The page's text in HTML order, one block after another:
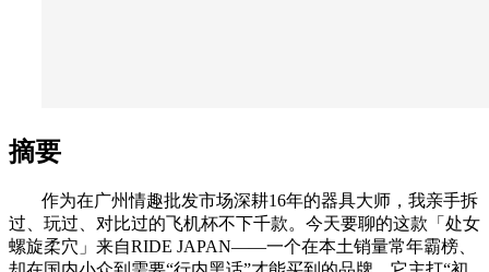
摘要
作为在广州情趣批发市场深耕16年的器具大师，我亲手拆
过、玩过、对比过的飞机杯不下千款。今天要聊的这款「处女
螺旋柔穴」来自RIDE JAPAN——一个在本土销量常年霸榜、